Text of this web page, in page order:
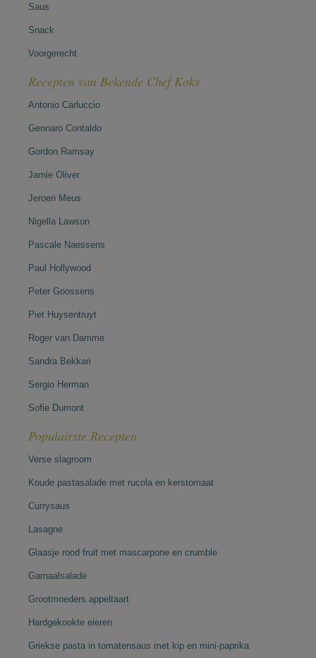
Saus
Snack
Voorgerecht
Recepten van Bekende Chef Koks
Antonio Carluccio
Gennaro Contaldo
Gordon Ramsay
Jamie Oliver
Jeroen Meus
Nigella Lawson
Pascale Naessens
Paul Hollywood
Peter Goossens
Piet Huysentruyt
Roger van Damme
Sandra Bekkari
Sergio Herman
Sofie Dumont
Populairste Recepten
Verse slagroom
Koude pastasalade met rucola en kerstomaat
Currysaus
Lasagne
Glaasje rood fruit met mascarpone en crumble
Garnaalsalade
Grootmoeders appeltaart
Hardgekookte eieren
Griekse pasta in tomatensaus met kip en mini-paprika